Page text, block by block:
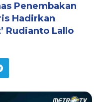
Penembakan
Hadirkan
Rudianto Lallo